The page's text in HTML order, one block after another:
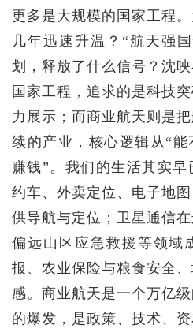
更多是大规模的国家工程
几年迅速升温？“航天强
划，释放了什么信号？沈
国家工程，追求的是科技
力展示；而商业航天则是
续的产业，核心逻辑从“
赚钱”。我们的生活其实早
约车、外卖定位、电子地
供导航与定位；卫星通信
偏远山区应急救援等领域
报、农业保险与粮食安全
感。商业航天是一个万亿
的爆发，是政策、技术、